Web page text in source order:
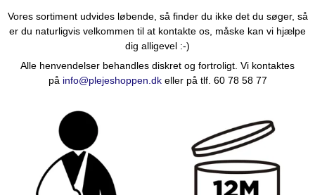
Vores sortiment udvides løbende, så finder du ikke det du søger, så
er du naturligvis velkommen til at kontakte os, måske kan vi hjælpe
dig alligevel :-)
Alle henvendelser behandles diskret og fortroligt. Vi kontaktes
på info@plejeshoppen.dkeller på tlf. 60 78 58 77